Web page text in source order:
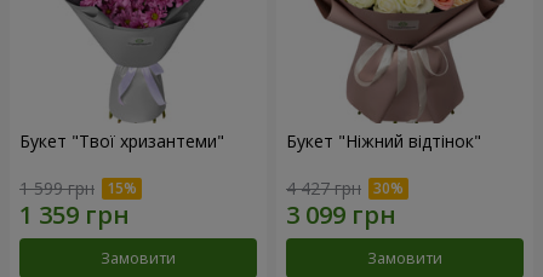
Букет "Твої хризантеми"
1 599 грн
Замовити
Букет "Ніжний відтінок"
4 427 грн
Замовити